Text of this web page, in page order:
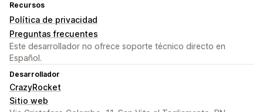
Recursos
Política de privacidad
Preguntas frecuentes
Este desarrollador no ofrece soporte técnico directo en
Español.
Desarrollador
CrazyRocket
Sitio web